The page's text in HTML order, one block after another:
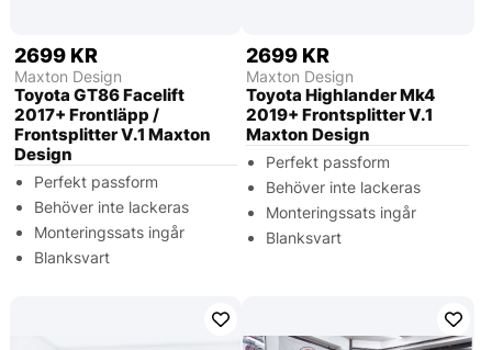
2699 KR
Maxton Design
Toyota GT86 Facelift
2017+ Frontläpp /
Frontsplitter V.1 Maxton
Design
Perfekt passform
Behöver inte lackeras
Monteringssats ingår
Blanksvart
2699 KR
Maxton Design
Toyota Highlander Mk4
2019+ Frontsplitter V.1
Maxton Design
Perfekt passform
Behöver inte lackeras
Monteringssats ingår
Blanksvart